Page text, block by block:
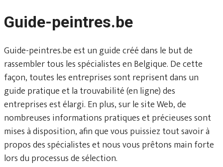
Guide-peintres.be
Guide-peintres.be est un guide créé dans le but de
rassembler tous les spécialistes en Belgique. De cette
façon, toutes les entreprises sont reprisent dans un
guide pratique et la trouvabilité (en ligne) des
entreprises est élargi. En plus, sur le site Web, de
nombreuses informations pratiques et précieuses sont
mises à disposition, afin que vous puissiez tout savoir à
propos des spécialistes et nous vous prêtons main forte
lors du processus de sélection.